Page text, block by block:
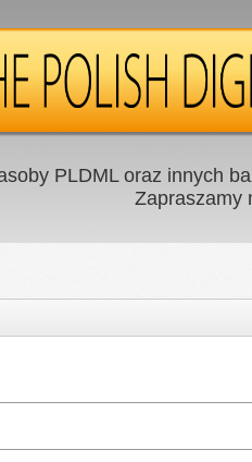
PLDML oraz innych
Zapraszamy